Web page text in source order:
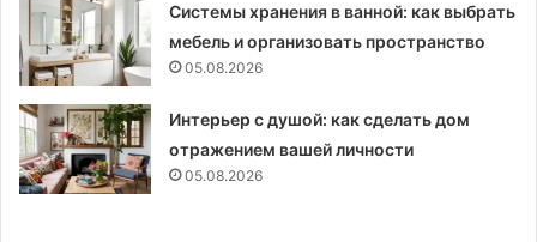
Системы хранения в ванной: как выбрать
мебель и организовать пространство
05.08.2026
Интерьер с душой: как сделать дом
отражением вашей личности
05.08.2026